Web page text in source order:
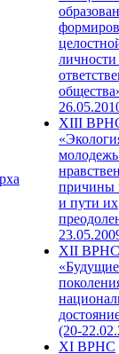
XIII
причины
и пути их
XII ВРНС
«Будущие
(20-
XI ВРНС